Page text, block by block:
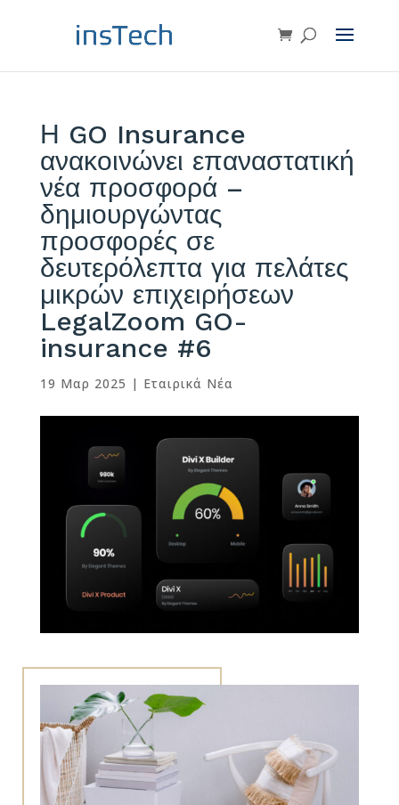
Η GO Insurance
ανακοινώνει επαναστατική
νέα προσφορά –
δημιουργώντας
προσφορές σε
δευτερόλεπτα για πελάτες
μικρών επιχειρήσεων
LegalZoom GO-
insurance #6
19 Μαρ 2025 | Εταιρικά Νέα